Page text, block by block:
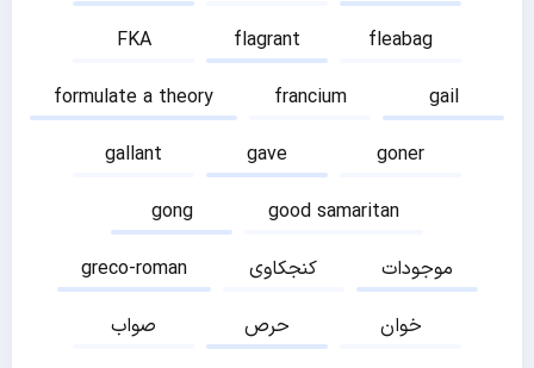
FKA
flagrant
fleabag
formulate a theory
francium
gail
gallant
gave
goner
gong
good samaritan
greco-roman
کنجکاوی
موجودات
صواب
حرص
خوان